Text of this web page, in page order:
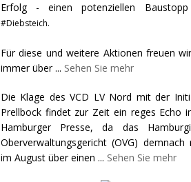
Erfolg - einen potenziellen
#Diebsteich.
Für diese und weitere Aktionen freuen
immer über... Sehen Sie mehr
Die Klage des VCD LV Nord mit der
Prellbock findet zur Zeit ein reges Echo
Hamburger Presse, da das
Oberverwaltungsgericht (OVG) demnach
im August über einen ... Sehen Sie mehr